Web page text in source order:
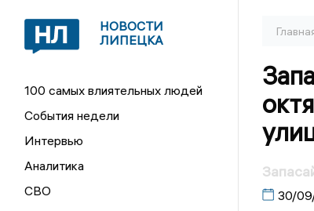
НОВОСТИ
ЛИПЕЦКА
100 самых влиятельных людей
События недели
Интервью
Аналитика
СВО
30/